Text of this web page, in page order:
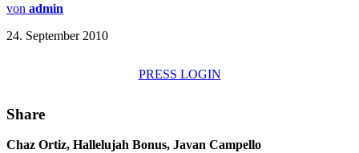
von admin
24. September 2010
PRESS LOGIN
Share
Chaz Ortiz, Hallelujah Bonus, Javan Campello